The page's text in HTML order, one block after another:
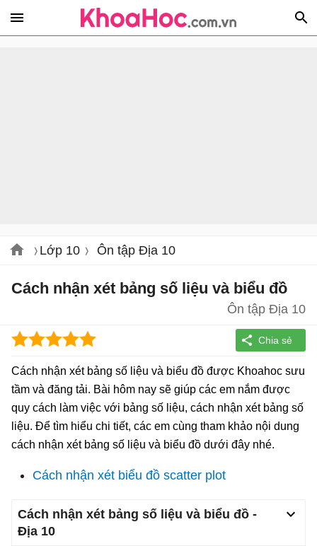
Lớp 10 Ôn tập Địa 10
Cách nhận xét bảng số liệu và biểu đồ
Ôn tập Địa 10
Cách nhận xét bảng số liệu và biểu đồ được Khoahoc sưu
tầm và đăng tải. Bài hôm nay sẽ giúp các em nắm được
quy cách làm việc với bảng số liệu, cách nhận xét bảng số
liệu. Để tìm hiểu chi tiết, các em cùng tham khảo nội dung
cách nhận xét bảng số liệu và biểu đồ dưới đây nhé.
Cách nhận xét biểu đồ scatter plot
Cách nhận xét bảng số liệu và biểu đồ -
Địa 10